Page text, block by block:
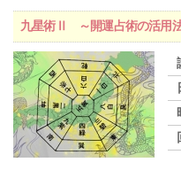
九星術Ⅱ ～開運占術の活用